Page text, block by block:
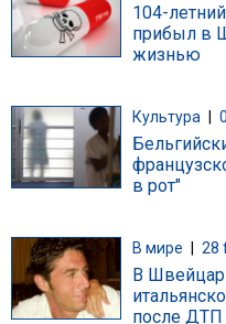
104-
прибыл в
жизнью
Культура
в рот"
В мире 28
В
после ДТП